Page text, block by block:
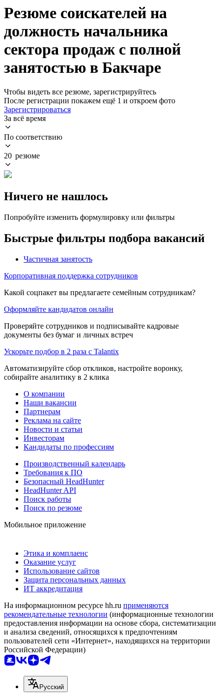
Резюме соискателей на
должность начальника
сектора продаж с полной
занятостью в Бакчаре
Чтобы видеть все резюме, зарегистрируйтесь
После регистрации покажем ещё 1 и откроем фото
Зарегистрироваться
За всё время
По соответствию
20 резюме
Ничего не нашлось
Попробуйте изменить формулировку или фильтры
Быстрые фильтры подбора вакансий
Частичная занятость
Корпоративная поддержка сотрудников
Какой соцпакет вы предлагаете семейным сотрудникам?
Оформляйте кандидатов онлайн
Проверяйте сотрудников и подписывайте кадровые
документы без бумаг и личных встреч
Ускорьте подбор в 2 раза с Talantix
Автоматизируйте сбор откликов, настройте воронку,
собирайте аналитику в 2 клика
О компании
Наши вакансии
Партнерам
Реклама на сайте
Новости и статьи
Инвесторам
Кандидаты по профессиям
Производственный календарь
Требования к ПО
Безопасный HeadHunter
HeadHunter API
Поиск работы
Поиск по резюме
Мобильное приложение
Этика и комплаенс
Оказание услуг
Использование сайтов
Защита персональных данных
ИТ аккредитация
На информационном ресурсе hh.ru применяются
рекомендательные технологии (информационные технологии
предоставления информации на основе сбора, систематизации
и анализа сведений, относящихся к предпочтениям
пользователей сети «Интернет», находящихся на территории
Российской Федерации)
Русский